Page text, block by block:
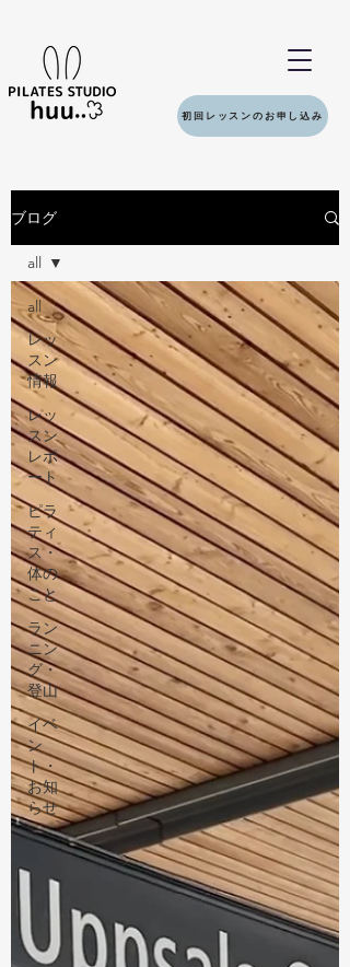
初回レッスンのお申し込み
ブログ
all
レッ
スン
情報
レッ
スン
レポ
ート
ピラ
ティ
ス・
体の
こと
ラン
ニン
グ・
登山
イベ
ン
ト・
お知
らせ
all